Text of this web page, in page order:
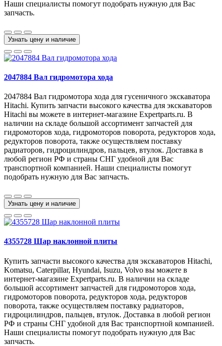
Наши специалисты помогут подобрать нужную для Вас
запчасть.
Узнать цену и наличие
2047884 Вал гидромотора хода
2047884 Вал гидромотора хода для гусеничного экскаватора
Hitachi. Купить запчасти высокого качества для экскаваторов
Hitachi вы можете в интернет-магазине Expertparts.ru. В
наличии на складе большой ассортимент запчастей для
гидромоторов хода, гидромоторов поворота, редукторов хода,
редукторов поворота, также осуществляем поставку
радиаторов, гидроцилиндров, пальцев, втулок. Доставка в
любой регион РФ и страны СНГ удобной для Вас
транспортной компанией. Наши специалисты помогут
подобрать нужную для Вас запчасть.
Узнать цену и наличие
4355728 Шар наклонной плиты
Купить запчасти высокого качества для экскаваторов Hitachi,
Komatsu, Caterpillar, Hyundai, Isuzu, Volvo вы можете в
интернет-магазине Expertparts.ru. В наличии на складе
большой ассортимент запчастей для гидромоторов хода,
гидромоторов поворота, редукторов хода, редукторов
поворота, также осуществляем поставку радиаторов,
гидроцилиндров, пальцев, втулок. Доставка в любой регион
РФ и страны СНГ удобной для Вас транспортной компанией.
Наши специалисты помогут подобрать нужную для Вас
запчасть.